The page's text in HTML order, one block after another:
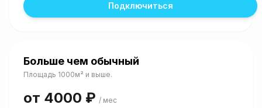
Подключиться
Больше чем обычный
Площадь 1000м² и выше.
от 4000 ₽ / мес